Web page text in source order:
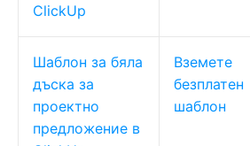
ClickUp
Шаблон за бяла
дъска за
проектно
предложение в
Вземете
безплатен
шаблон